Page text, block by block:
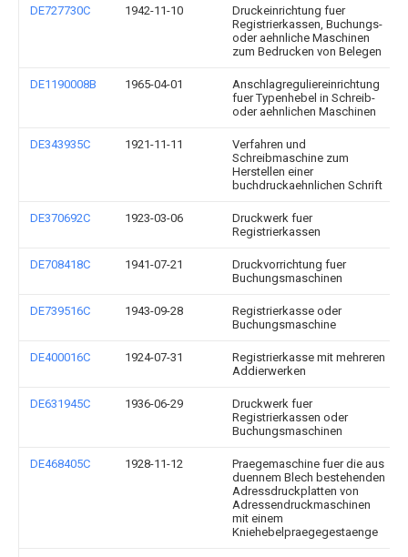
DE727730C 1942-11-10
Druckeinrichtung fuer
Registrierkassen, Buchungs-
oder aehnliche Maschinen
zum Bedrucken von Belegen
DE1190008B 1965-04-01
Anschlagreguliereinrichtung
fuer Typenhebel in Schreib-
oder aehnlichen Maschinen
DE343935C 1921-11-11
Verfahren und
Schreibmaschine zum
Herstellen einer
buchdruckaehnlichen Schrift
DE370692C 1923-03-06
Druckwerk fuer
Registrierkassen
DE708418C 1941-07-21
Druckvorrichtung fuer
Buchungsmaschinen
DE739516C 1943-09-28
Registrierkasse oder
Buchungsmaschine
DE400016C 1924-07-31
Registrierkasse mit mehreren
Addierwerken
DE631945C 1936-06-29
Druckwerk fuer
Registrierkassen oder
Buchungsmaschinen
DE468405C 1928-11-12
Praegemaschine fuer die aus
duennem Blech bestehenden
Adressdruckplatten von
Adressendruckmaschinen
mit einem
Kniehebelpraegegestaenge